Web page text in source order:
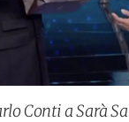
Conti a Sarà